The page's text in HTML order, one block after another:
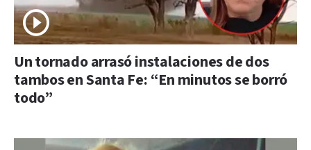
Un tornado arrasó instalaciones de dos
tambos en Santa Fe: “En minutos se borró
todo”